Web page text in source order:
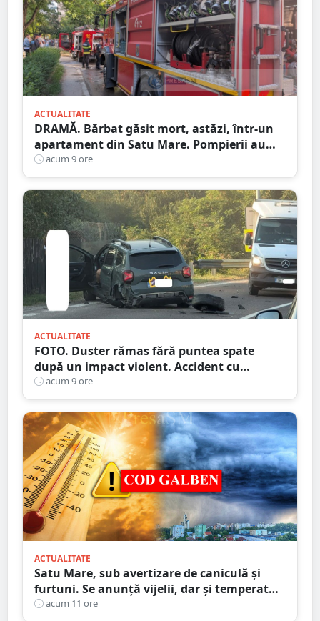
ACTUALITATE
DRAMĂ. Bărbat găsit mort, astăzi, într-un
apartament din Satu Mare. Pompierii au
spart ușa
acum 9 ore
ACTUALITATE
FOTO. Duster rămas fără puntea spate
după un impact violent. Accident cu
implicarea unei mașini din Satu Mare
acum 9 ore
ACTUALITATE
Satu Mare, sub avertizare de caniculă și
furtuni. Se anunță vijelii, dar și temperaturi
ridicate. Avertizarea ANM
acum 11 ore